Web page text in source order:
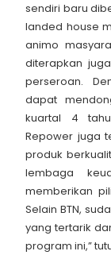
sendiri baru
landed house
animo
diterapkan
perseroan.
dapat
kuartal 4
Repower juga
produk
lembaga
memberikan
Selain BTN,
yang tertarik
program ini,”